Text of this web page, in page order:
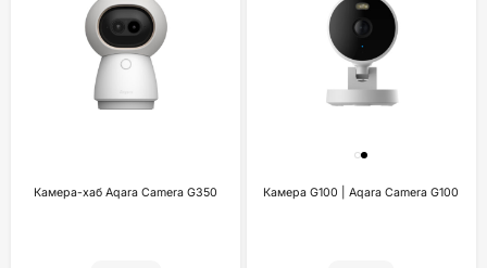
Камера-хаб Aqara Camera G350 Камера G100 | Aqara Camera G100